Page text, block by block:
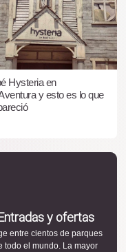
Hysteria en
y esto es lo que
y ofertas
entre cientos de parques
todo el mundo. La mayor